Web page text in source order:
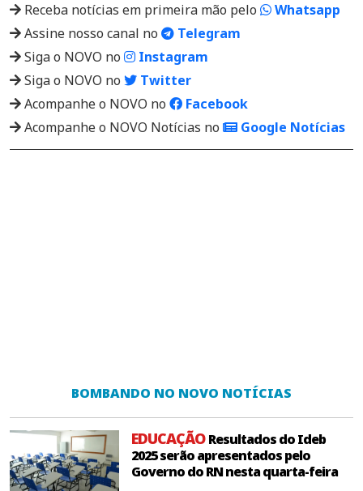
Receba notícias em primeira mão pelo
Whatsapp
Assine nosso canal no
Telegram
Siga o NOVO no
Instagram
Siga o NOVO no
Twitter
Acompanhe o NOVO no
Facebook
Acompanhe o NOVO Notícias no
Google Notícias
BOMBANDO NO NOVO NOTÍCIAS
EDUCAÇÃOResultados do Ideb
2025 serão apresentados pelo
Governo do RN nesta quarta-feira